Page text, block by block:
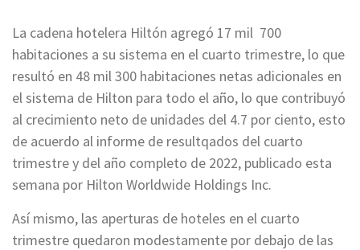
La cadena hotelera Hiltón agregó 17 mil 700
habitaciones a su sistema en el cuarto trimestre, lo que
resultó en 48 mil 300 habitaciones netas adicionales en
el sistema de Hilton para todo el año, lo que contribuyó
al crecimiento neto de unidades del 4.7 por ciento, esto
de acuerdo al informe de resultqados del cuarto
trimestre y del año completo de 2022, publicado esta
semana por Hilton Worldwide Holdings Inc.
Así mismo, las aperturas de hoteles en el cuarto
trimestre quedaron modestamente por debajo de las